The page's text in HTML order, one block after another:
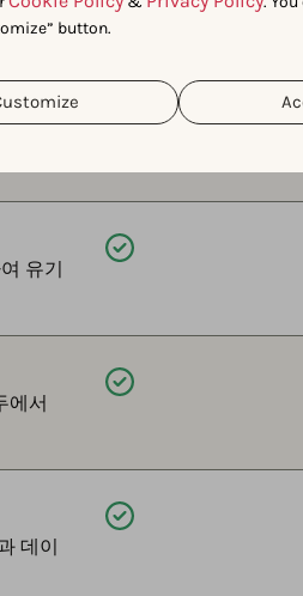
button.
면
유기
제공됨
에서
제공됨
데이
제공됨